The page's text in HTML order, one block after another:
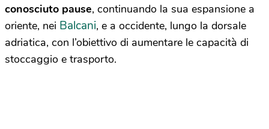
conosciuto pause, continuando la sua espansione a
oriente, nei Balcani, e a occidente, lungo la dorsale
adriatica, con l’obiettivo di aumentare le capacità di
stoccaggio e trasporto.